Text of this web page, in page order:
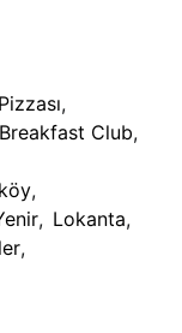
,
Club,
,
, Lokanta,
,